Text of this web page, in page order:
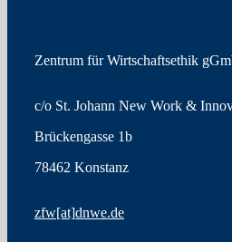
Zentrum für Wirtschaftsethik
c/o St. Johann New Work &
Brückengasse 1b
78462 Konstanz
zfw[at]dnwe.de